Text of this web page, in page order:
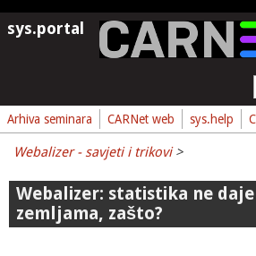
Skoči na glavni sadržaj
sys.portal
Arhiva seminara CARNet web sys.help
Webalizer - savjeti i trikovi>
Webalizer: statistika ne daje
zemljama, zašto?